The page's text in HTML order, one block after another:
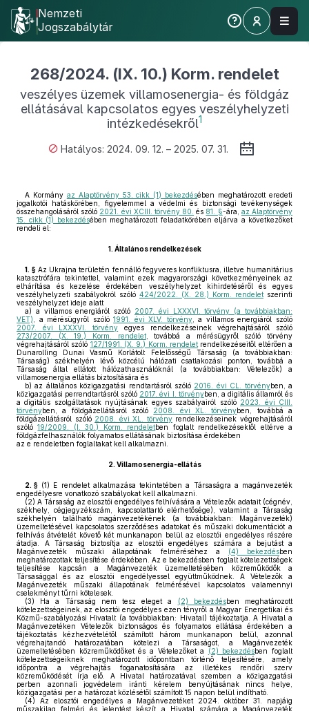
Nemzeti
Jogszabálytár
268/2024. (IX. 10.) Korm. rendelet
veszélyes üzemek villamosenergia- és földgáz
ellátásával kapcsolatos egyes veszélyhelyzeti
intézkedésekről1
Hatályos: 2024. 09. 12. – 2025. 07. 31.
A Kormány az Alaptörvény 53. cikk (1) bekezdésében meghatározott eredeti
jogalkotói hatáskörében, figyelemmel a védelmi és biztonsági tevékenységek
összehangolásáról szóló 2021. évi XCIII. törvény 80. és 81. §-ára, az Alaptörvény
15. cikk (1) bekezdésében meghatározott feladatkörében eljárva a következőket
rendeli el:
1. Általános rendelkezések
1. § Az Ukrajna területén fennálló fegyveres konfliktusra, illetve humanitárius
katasztrófára tekintettel, valamint ezek magyarországi következményeinek az
elhárítása és kezelése érdekében veszélyhelyzet kihirdetéséről és egyes
veszélyhelyzeti szabályokról szóló 424/2022. (X. 28.) Korm. rendelet szerinti
veszélyhelyzet ideje alatt
a) a villamos energiáról szóló 2007. évi LXXXVI. törvény (a továbbiakban:
VET) , a mérésügyről szóló1991. évi XLV. törvény, a villamos energiáról szóló
2007. évi LXXXVI. törvény egyes rendelkezéseinek végrehajtásáról szóló
273/2007. (X. 19.) Korm. rendelet, továbbá a mérésügyről szóló törvény
végrehajtásáról szóló 127/1991. (X. 9.) Korm. rendelet rendelkezéseitől eltérően a
Dunarolling Dunai Vasmű Korlátolt Felelősségű Társaság (a továbbiakban:
Társaság) székhelyén lévő közcélú hálózati csatlakozási ponton, továbbá a
Társaság által ellátott hálózathasználóknál (a továbbiakban: Vételezők) a
villamosenergia ellátás biztosítására és
b) az általános közigazgatási rendtartásról szóló 2016. évi CL. törvényben, a
közigazgatási perrendtartásról szóló 2017. évi I. törvényben, a digitális államról és
a digitális szolgáltatások nyújtásának egyes szabályairól szóló 2023. évi CIII.
törvényben, a földgázellátásról szóló 2008. évi XL. törvényben, továbbá a
földgázellátásról szóló 2008. évi XL. törvényrendelkezéseinek végrehajtásáról
szóló19/2009. (I. 30.) Korm. rendeletben foglalt rendelkezésektől eltérve a
földgázfelhasználók folyamatos ellátásának biztosítása érdekében
az e rendeletben foglaltakat kell alkalmazni.
2. Villamosenergia-ellátás
2. § (1) E rendelet alkalmazása tekintetében a Társaságra a magánvezeték
engedélyesre vonatkozó szabályokat kell alkalmazni.
(2) A Társaság az elosztói engedélyes felhívására a Vételezők adatait (cégnév,
székhely, cégjegyzékszám, kapcsolattartó elérhetősége), valamint a Társaság
székhelyén található magánvezetékének (a továbbiakban: Magánvezeték)
üzemeltetésével kapcsolatos szerződéses adatokat és műszaki dokumentációt a
felhívás átvételét követő két munkanapon belül az elosztói engedélyes részére
átadja. A Társaság biztosítja az elosztói engedélyes számára a bejutást a
Magánvezeték műszaki állapotának felméréséhez a (4) bekezdésben
meghatározottak teljesítése érdekében. Az e bekezdésben foglalt kötelezettségek
teljesítése kapcsán a Magánvezeték üzemeltetésében közreműködők a
Társasággal és az elosztói engedélyessel együttműködnek. A Vételezők a
Magánvezeték műszaki állapotának felmérésével kapcsolatos valamennyi
cselekményt tűrni kötelesek.
(3) Ha a Társaság nem tesz eleget a (2) bekezdésben meghatározott
kötelezettségeinek, az elosztói engedélyes ezen tényről a Magyar Energetikai és
Közmű-szabályozási Hivatalt (a továbbiakban: Hivatal) tájékoztatja. A Hivatal a
Magánvezetéken Vételezők biztonságos és folyamatos ellátása érdekében a
tájékoztatás kézhezvételétől számított három munkanapon belül, azonnal
végrehajtandó határozatában kötelezi a Társaságot, a Magánvezeték
üzemeltetésében közreműködőket és a Vételezőket a
(2) bekezdésben foglalt
kötelezettségeiknek meghatározott időpontban történő teljesítésére, amely
időpontra a végrehajtás foganatosítására az illetékes rendőri szerv
közreműködését írja elő. A Hivatal határozatával szemben a közigazgatási
perben azonnali jogvédelem iránti kérelem benyújtásának nincs helye,
közigazgatási per a határozat közlésétől számított 15 napon belül indítható.
(4) Az elosztói engedélyes a Magánvezetéket 2024. október 31. napjáig
műszakilag felméri és jelentést készít a Hivatal számára a Magánvezeték